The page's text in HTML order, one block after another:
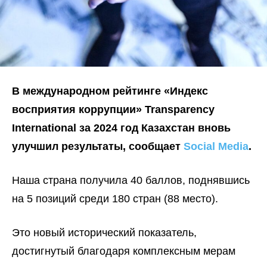
В международном рейтинге «Индекс
восприятия коррупции» Transparency
International за 2024 год Казахстан вновь
улучшил результаты, сообщает Social Media.
Наша страна получила 40 баллов, поднявшись
на 5 позиций среди 180 стран (88 место).
Это новый исторический показатель,
достигнутый благодаря комплексным мерам